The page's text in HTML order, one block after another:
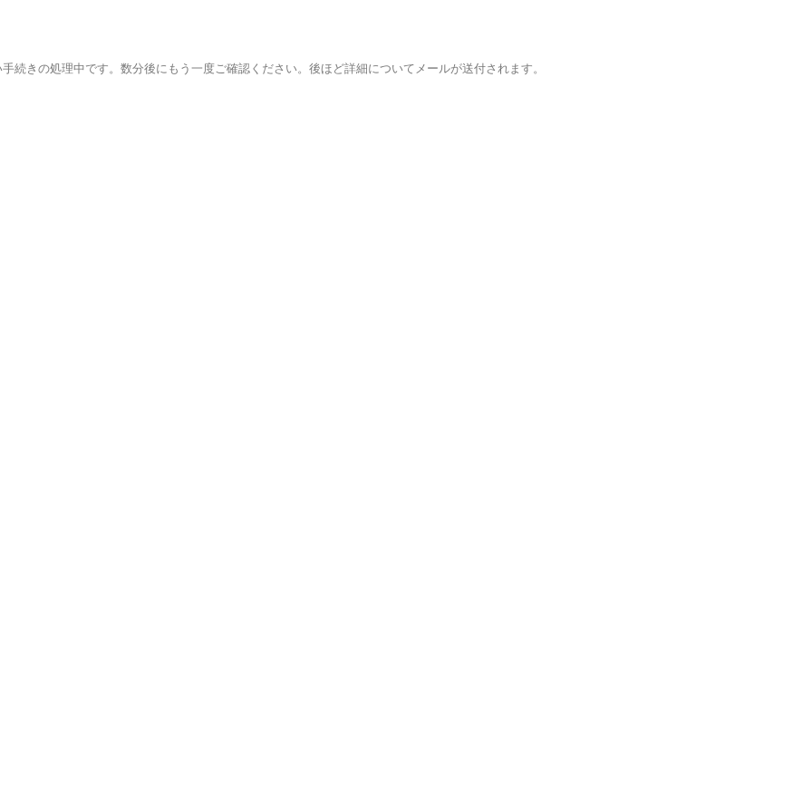
続きの処理中です。数分後にもう一度ご確認ください。後ほど詳細についてメールが送付されます。